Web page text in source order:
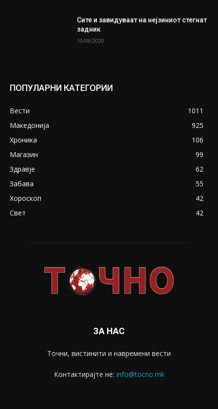
Сите и завидуваат на нејзиниот стегнат
задник
10/08/2020
ПОПУЛАРНИ КАТЕГОРИИ
Вести
1011
Македонија
925
Хроника
106
Магазин
99
Здравје
62
Забава
55
Хороскоп
42
Свет
42
ЗА НАС
Точни, вистинити и навремени вести
Контактирајте не: info@tocno.mk